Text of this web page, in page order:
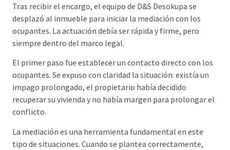
Tras recibir el encargo, el equipo de D&S Desokupa se
desplazó al inmueble para iniciar la mediación con los
ocupantes. La actuación debía ser rápida y firme, pero
siempre dentro del marco legal.
El primer paso fue establecer un contacto directo con los
ocupantes. Se expuso con claridad la situación: existía un
impago prolongado, el propietario había decidido
recuperar su vivienda y no había margen para prolongar el
conflicto.
La mediación es una herramienta fundamental en este
tipo de situaciones. Cuando se plantea correctamente,